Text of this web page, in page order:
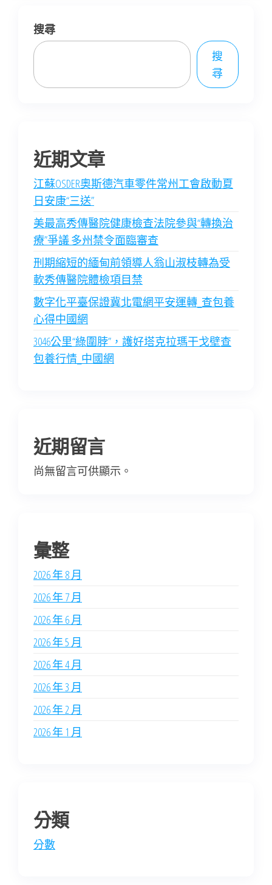
搜尋
搜
尋
近期文章
江蘇OSDER奧斯德汽車零件常州工會啟動夏
日安康“三送”
美最高秀傳醫院健康檢查法院參與“轉換治
療”爭議 多州禁令面臨審查
刑期縮短的緬甸前領導人翁山淑枝轉為受
軟秀傳醫院體檢項目禁
數字化平臺保證冀北電網平安運轉_查包養
心得中國網
3046公里“綠圍脖”，護好塔克拉瑪干戈壁查
包養行情_中國網
近期留言
尚無留言可供顯示。
彙整
2026 年 8 月
2026 年 7 月
2026 年 6 月
2026 年 5 月
2026 年 4 月
2026 年 3 月
2026 年 2 月
2026 年 1 月
分類
分數